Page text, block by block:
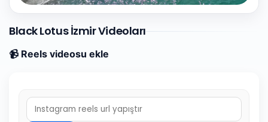
Black Lotus İzmir Videoları
📹 Reels videosu ekle